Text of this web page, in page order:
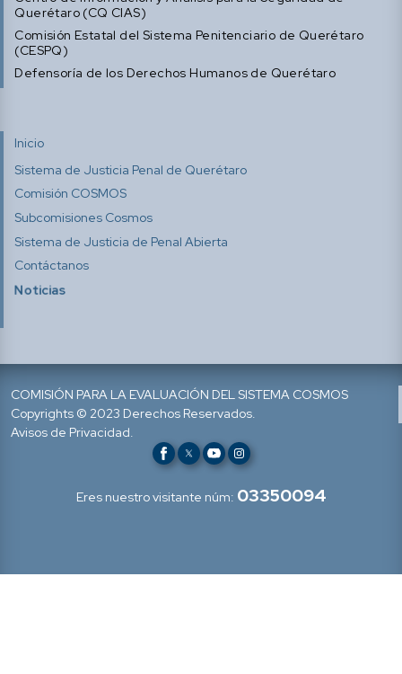
Querétaro (CQ CIAS)
Comisión Estatal del Sistema Penitenciario de Querétaro
(CESPQ)
Defensoría de los Derechos Humanos de Querétaro
Inicio
Sistema de Justicia Penal de Querétaro
Comisión COSMOS
Subcomisiones Cosmos
Sistema de Justicia de Penal Abierta
Contáctanos
Noticias
COMISIÓN PARA LA EVALUACIÓN DEL SISTEMA COSMOS
Copyrights © 2023 Derechos Reservados.
Avisos de Privacidad.
Eres nuestro visitante núm: 03350094